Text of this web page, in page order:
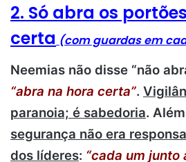
2. Só abra os
certa (com guardas em
Neemias não disse “não
“abra na hora certa”.
paranoia; é sabedoria.
segurança não era
dos líderes: “cada um junto